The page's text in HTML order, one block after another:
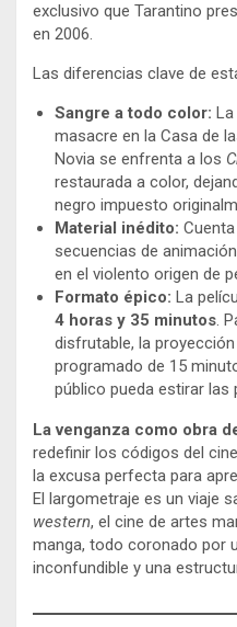
exclusivo que Tarantino
en 2006.
Las diferencias clave de
Sangre a todo color:
masacre en la Casa de
Novia se enfrenta a los
restaurada a color,
negro impuesto
Material inédito:
secuencias de
en el violento origen de
Formato épico: La
4 horas y 35 minutos.
disfrutable, la
programado de 15
público pueda estirar las
La venganza como obra
redefinir los códigos del
la excusa perfecta para
El largometraje es un viaje
western, el cine de artes
manga, todo coronado por
inconfundible y una